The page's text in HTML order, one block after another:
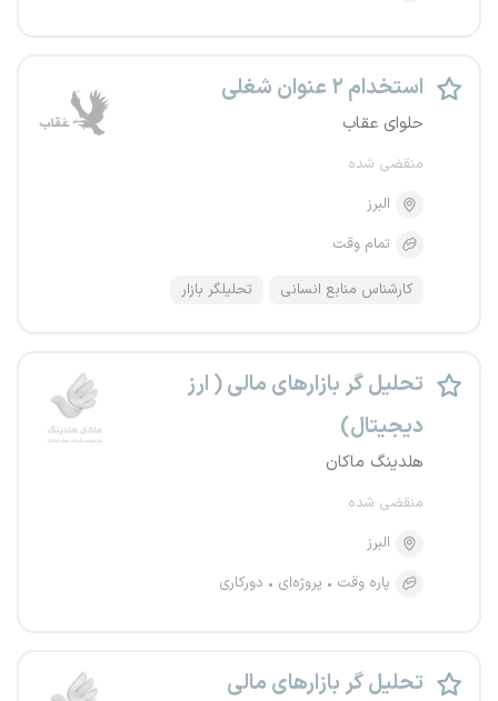
استخدام ۲ عنوان شغلی
حلوای عقاب
منقضی شده
البرز
تمام وقت
کارشناس منابع انسانی تحلیلگر بازار
تحلیل گر بازارهای مالی ( ارز
دیجیتال)
هلدینگ ماکان
منقضی شده
البرز
پاره وقت
پروژه‌ای دورکاری
تحلیل گر بازارهای مالی